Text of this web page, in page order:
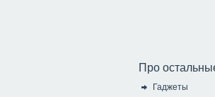
Про
Гаджеты